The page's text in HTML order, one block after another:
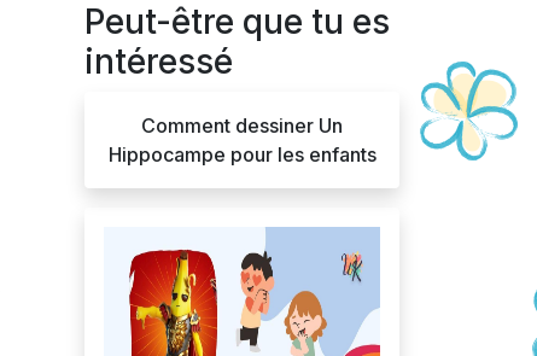
Peut-être que tu es
intéressé
Comment dessiner Un
Hippocampe pour les enfants